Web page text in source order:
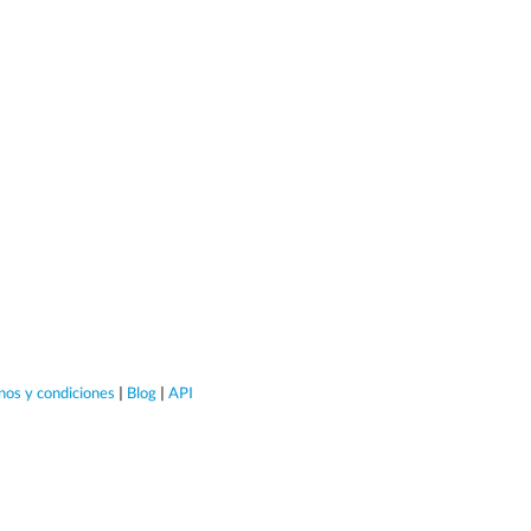
y condiciones | Blog | API